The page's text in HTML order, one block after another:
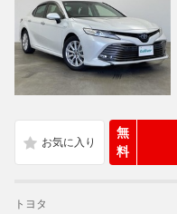
無
料
トヨタ